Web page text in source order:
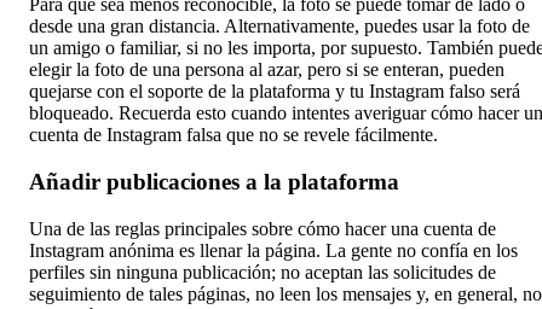
Para que sea menos reconocible, la foto se puede tomar de lado o
desde una gran distancia. Alternativamente, puedes usar la foto de
un amigo o familiar, si no les importa, por supuesto. También
elegir la foto de una persona al azar, pero si se enteran, pueden
quejarse con el soporte de la plataforma y tu Instagram falso será
bloqueado. Recuerda esto cuando intentes averiguar cómo hacer
cuenta de Instagram falsa que no se revele fácilmente.
Añadir publicaciones a la plataforma
Una de las reglas principales sobre cómo hacer una cuenta de
Instagram anónima es llenar la página. La gente no confía en los
perfiles sin ninguna publicación; no aceptan las solicitudes de
seguimiento de tales páginas, no leen los mensajes y, en general, no